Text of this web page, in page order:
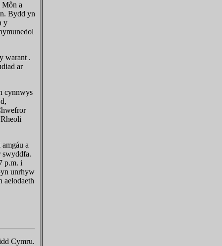
a
Bydd yn
y
warant .
ar
cynnwys
a
p.m. i
unrhyw
Cymru.